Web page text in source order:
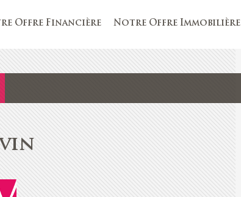
Offre Financière Notre Offre Immobilière